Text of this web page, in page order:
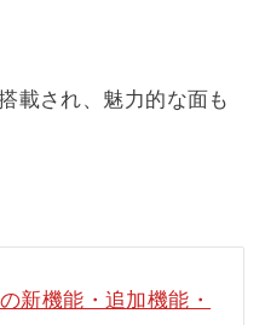
載され、魅力的な面も
新機能・追加機能・